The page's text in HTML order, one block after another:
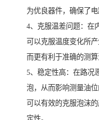
为优良器件，确保了
4、克服温差问题：在
可以克服温度变化所
而更有利于准确的测算
5、稳定性高：在路况
泡，从而影响测量油
可以有效的克服泡沫